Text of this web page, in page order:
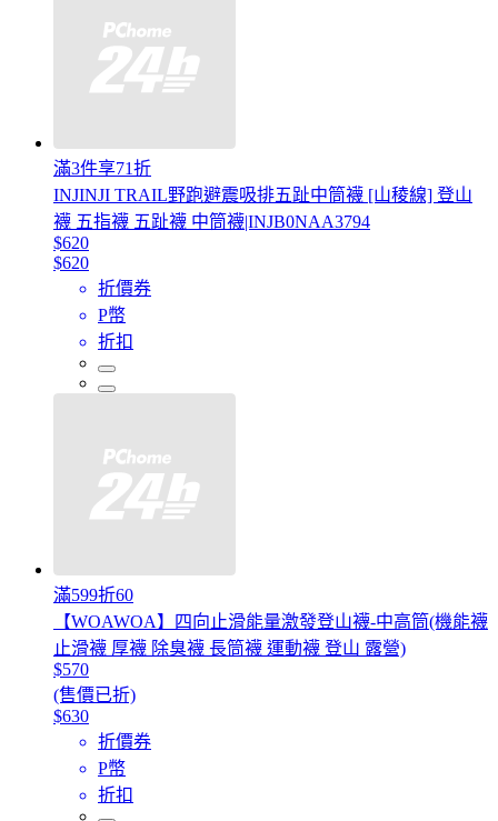
滿3件享71折
INJINJI TRAIL野跑避震吸排五趾中筒襪 [山稜線] 登山
襪 五指襪 五趾襪 中筒襪|INJB0NAA3794
$620
$620
折價券
P幣
折扣
滿599折60
【WOAWOA】四向止滑能量激發登山襪-中高筒(機能襪
止滑襪 厚襪 除臭襪 長筒襪 運動襪 登山 露營)
$570
(售價已折)
$630
折價券
P幣
折扣